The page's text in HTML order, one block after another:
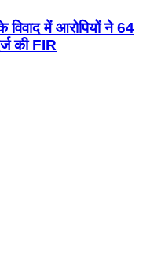
विवाद में आरोपियों ने 64
की FIR